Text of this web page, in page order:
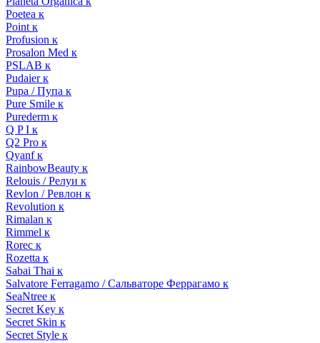
Poetea к
Point к
Profusion к
Prosalon Med к
PSLAB к
Pudaier к
Pupa / Пупа к
Pure Smile к
Purederm к
Q P I к
Q2 Pro к
Qyanf к
RainbowBeauty к
Relouis / Релуи к
Revlon / Ревлон к
Revolution к
Rimalan к
Rimmel к
Rorec к
Rozetta к
Sabai Thai к
Salvatore Ferragamo / Сальваторе Феррагамо к
SeaNtree к
Secret Key к
Secret Skin к
Secret Style к